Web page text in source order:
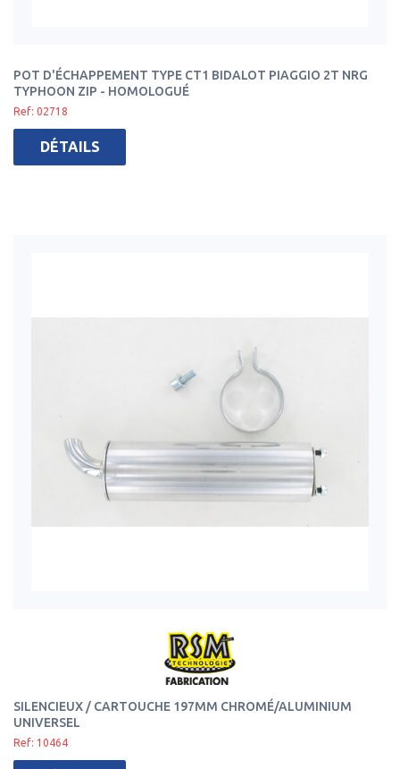
POT D'ÉCHAPPEMENT TYPE CT1 BIDALOT PIAGGIO 2T NRG
TYPHOON ZIP - HOMOLOGUÉ
Ref: 02718
DÉTAILS
SILENCIEUX / CARTOUCHE 197MM CHROMÉ/ALUMINIUM
UNIVERSEL
Ref: 10464